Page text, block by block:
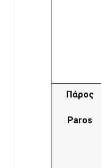
Πάρος
Paros